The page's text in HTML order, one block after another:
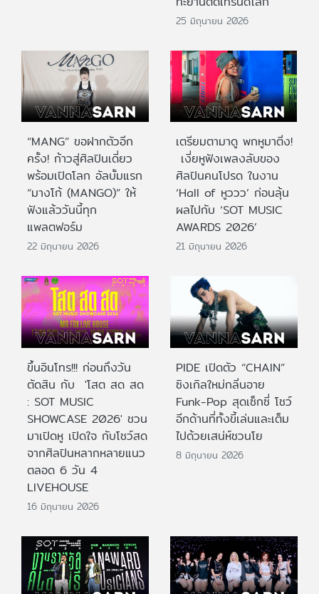
25 มิถุนายน 2026
“MANG” ขอฝากตัวอีก
ครั้ง! ก้าวสู่ศิลปินเดี่ยว
พร้อมเปิดโลก อัลบั้มแรก
“มางโก้ (MANGO)” ให้
ฟังแล้ววันนี้ทุก
แพลตฟอร์ม
22 มิถุนายน 2026
เตรียมตามาดู พกหูมาติ่ง!
เงี่ยหูฟังเพลงลับของ
ศิลปินคนโปรด ในงาน
‘Hall of หูววว’ ก่อนลุ้น
ผลไปกับ ‘SOT MUSIC
AWARDS 2026’
21 มิถุนายน 2026
ขึ้นอินโทร!!! ก่อนถึงวัน
ตัดสิน กับ 'โสต สด สด
: SOT MUSIC
SHOWCASE 2026' ชวน
มาเปิดหู เปิดใจ กับโชว์สด
จากศิลปินหลากหลายแนว
ตลอด 6 วัน 4
LIVEHOUSE
16 มิถุนายน 2026
PIDE เปิดตัว “CHAIN”
ซิงเกิลใหม่กลิ่นอาย
Funk-Pop สุดเซ็กซี่ โชว์
อีกด้านที่ทั้งขี้เล่นและเต็ม
ไปด้วยเสน่ห์ชวนโย
8 มิถุนายน 2026